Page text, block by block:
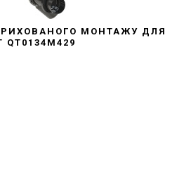
МОНТАЖУ ДЛЯ
QT0134M429